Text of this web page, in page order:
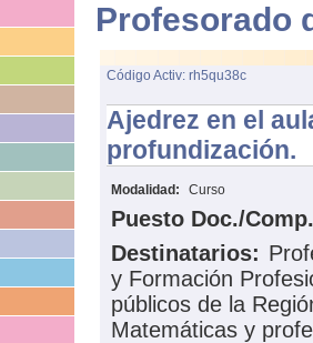
Profesorado
Código Activ: rh5qu38c
Ajedrez en el
profundización.
Modalidad: Curso
Puesto Doc./
Destinatarios:
y Formación
públicos de la
Matemáticas y